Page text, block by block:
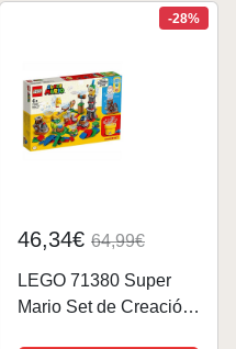
Gamer para Niños y-28%
46,34€ 64,99€
LEGO 71380 Super
Mario Set de Creación: